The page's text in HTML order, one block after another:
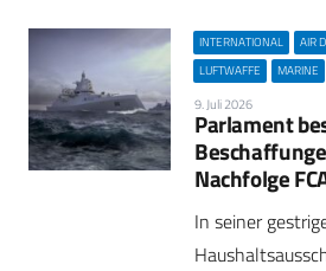
INTERNATIONAL AIR
LUFTWAFFE
MARINE
9. Juli 2026
Parlament
Nachfolge
In seiner